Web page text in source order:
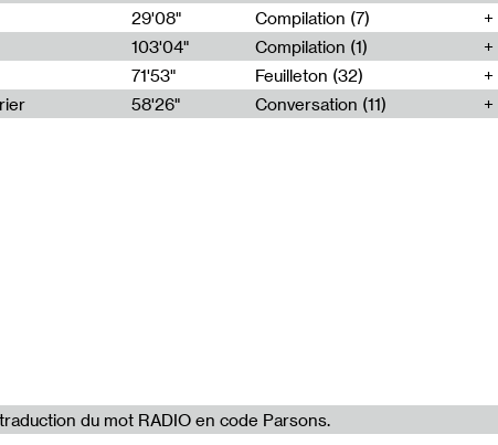
29'08"
Compilation (7)
103'04"
Compilation (1)
71'53"
Feuilleton (32)
58'26" Conversation (11)
du mot RADIO en code Parsons.